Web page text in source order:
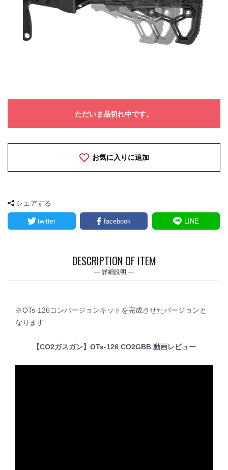
ただいま品切れ中です。
お気に入りに追加
シェアする
twitter facebook LINE
DESCRIPTION OF ITEM
詳細説明
※OTs-126コンバージョンキットを完成させたバージョンと
なります
【CO2ガスガン】OTs-126 CO2GBB 動画レビュー